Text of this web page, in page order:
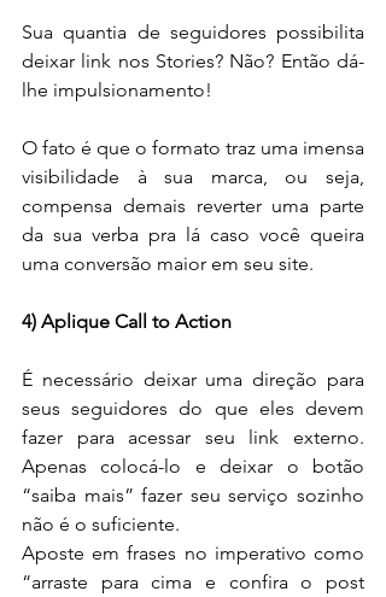
Sua quantia de seguidores possibilita
deixar link nos Stories? Não? Então dá-
lhe impulsionamento!
O fato é que o formato traz uma imensa
visibilidade à sua marca, ou seja,
compensa demais reverter uma parte
da sua verba pra lá caso você queira
uma conversão maior em seu site.
4) Aplique Call to Action
É necessário deixar uma direção para
seus seguidores do que eles devem
fazer para acessar seu link externo.
Apenas colocá-lo e deixar o botão
“saiba mais” fazer seu serviço sozinho
não é o suficiente.
Aposte em frases no imperativo como
“arraste para cima e confira o post